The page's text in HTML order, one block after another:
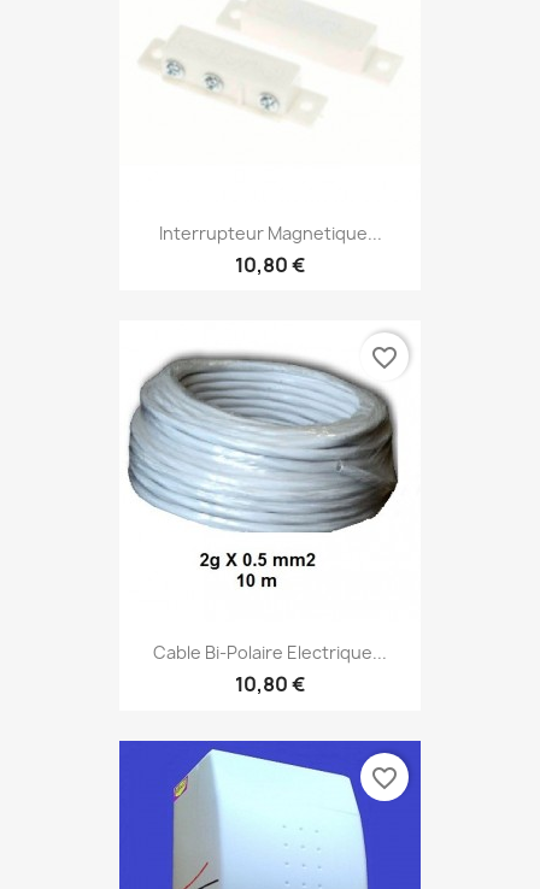
Interrupteur Magnetique...
10,80 €
Cable Bi-Polaire Electrique...
10,80 €
favorite_border
favorite_border